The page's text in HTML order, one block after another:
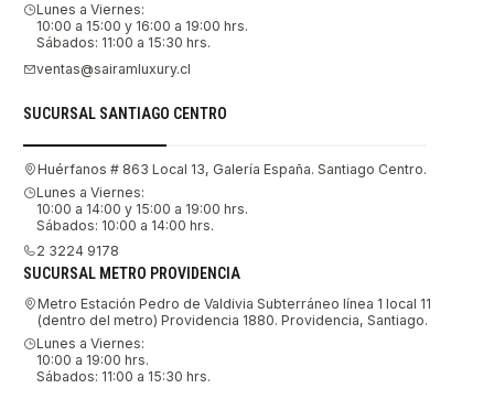
Lunes a Viernes:
10:00 a 15:00 y 16:00 a 19:00 hrs.
Sábados: 11:00 a 15:30 hrs.
ventas@sairamluxury.cl
SUCURSAL SANTIAGO CENTRO
Huérfanos # 863 Local 13, Galería España. Santiago Centro.
Lunes a Viernes:
10:00 a 14:00 y 15:00 a 19:00 hrs.
Sábados: 10:00 a 14:00 hrs.
2 3224 9178
SUCURSAL METRO PROVIDENCIA
Metro Estación Pedro de Valdivia Subterráneo línea 1 local 11
(dentro del metro) Providencia 1880. Providencia, Santiago.
Lunes a Viernes:
10:00 a 19:00 hrs.
Sábados: 11:00 a 15:30 hrs.